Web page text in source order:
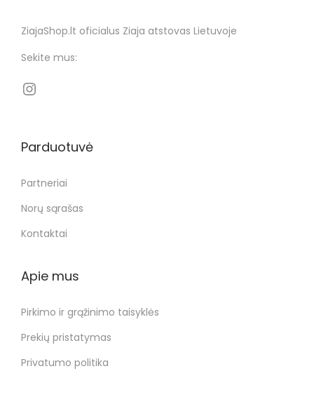
ZiajaShop.lt oficialus Ziaja atstovas Lietuvoje
Sekite mus:
Parduotuvė
Partneriai
Norų sąrašas
Kontaktai
Apie mus
Pirkimo ir grąžinimo taisyklės
Prekių pristatymas
Privatumo politika